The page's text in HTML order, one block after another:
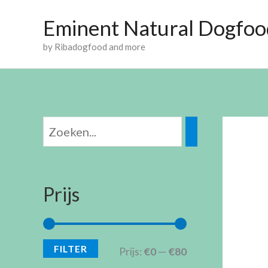
Eminent Natural
by Ribadogfood and more
Prijs
p
r
p
r
FILTER Prijs: €0— €80